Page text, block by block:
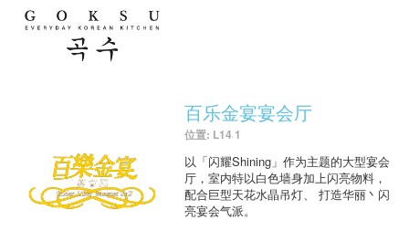
百乐金宴宴会厅
位置: L14 1
以「闪耀Shining」作为主题的大型宴会
厅，室内特以白色墙身加上闪亮物料，
配合巨型天花水晶吊灯、 打造华丽丶闪
亮宴会气派。